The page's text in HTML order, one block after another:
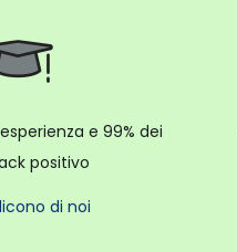
e 99% dei
positivo
di noi